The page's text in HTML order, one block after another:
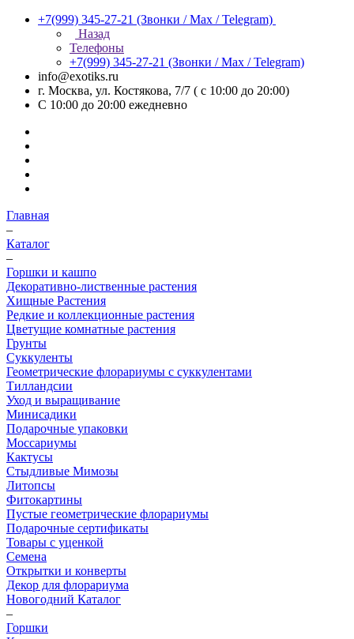
+7(999) 345-27-21 (Звонки / Max / Telegram)
Назад
Телефоны
+7(999) 345-27-21 (Звонки / Max / Telegram)
info@exotiks.ru
г. Москва, ул. Костякова, 7/7 ( с 10:00 до 20:00)
С 10:00 до 20:00 ежедневно
Главная
–
Каталог
–
Горшки и кашпо
Декоративно-лиственные растения
Хищные Растения
Редкие и коллекционные растения
Цветущие комнатные растения
Грунты
Суккуленты
Геометрические флорариумы с суккулентами
Тилландсии
Уход и выращивание
Минисадики
Подарочные упаковки
Моссариумы
Кактусы
Стыдливые Мимозы
Литопсы
Фитокартины
Пустые геометрические флорариумы
Подарочные сертификаты
Товары с уценкой
Семена
Открытки и конверты
Декор для флорариума
Новогодний Каталог
–
Горшки